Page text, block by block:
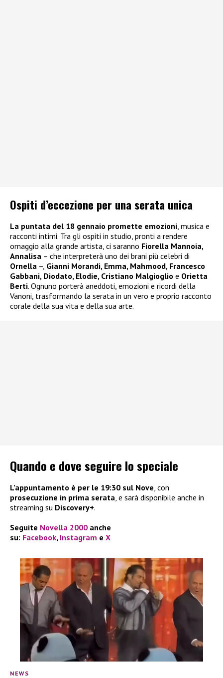
Ospiti d’eccezione per una serata unica
La puntata del 18 gennaio promette emozioni , musica e
racconti intimi. Tra gli ospiti in studio, pronti a rendere
omaggio alla grande artista, ci saranno Fiorella Mannoia,
Annalisa – che interpreterà uno dei brani più celebri di
Ornella –, Gianni Morandi, Emma, Mahmood, Francesco
Gabbani, Diodato, Elodie, Cristiano Malgioglio e Orietta
Berti. Ognuno porterà aneddoti, emozioni e ricordi della
Vanoni, trasformando la serata in un vero e proprio racconto
corale della sua vita e della sua arte.
Quando e dove seguire lo speciale
L’appuntamento è per le 19:30 sul Nove, con
prosecuzione in prima serata, e sarà disponibile anche in
streaming su Discovery+.
Seguite Novella 2000 anche
su: Facebook, Instagram e X
NEWS